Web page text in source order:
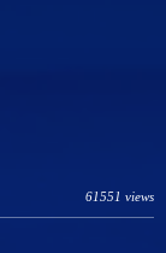
61551 views